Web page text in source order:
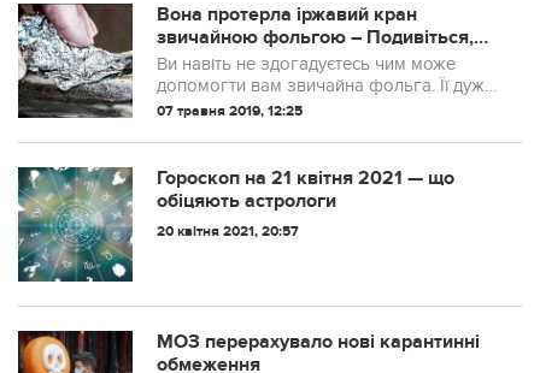
Вона протерла іржавий кран
звичайною фольгою – Подивіться,
що вийшло …
Ви навіть не здогадуєтесь чим може
допомогти вам звичайна фольга. Її дуже
добре мати завжди на кухні. Якщо ви
обов’язково візьміть з собою фоль...
07 травня 2019, 12:25
Гороскоп на 21 квітня 2021 — що
обіцяють астрологи
20 квітня 2021, 20:57
МОЗ перерахувало нові карантинні
обмеження